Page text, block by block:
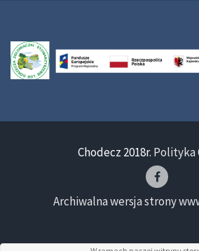
Chodecz 2018r. Polityka
Archiwalna wersja strony